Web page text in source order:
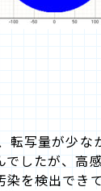
転写量が少な
でしたが、高
を検出できて